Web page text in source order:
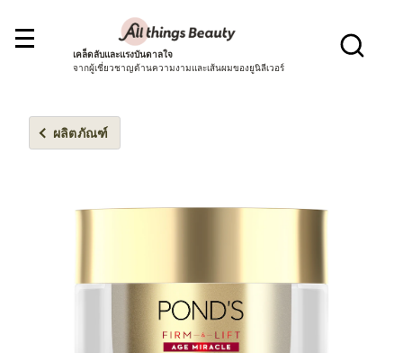
เคล็ดลับและแรงบันดาลใจ
จากผู้เชี่ยวชาญด้านความงามและเส้นผมของยูนิลีเวอร์
ผลิตภัณฑ์